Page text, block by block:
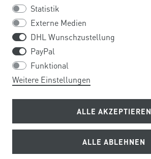
REGISTRIERUNG FIRMENKUNDEN
BARRIEREFREIHEIT
UNTERNEHMEN
ÜBER UNS
KONTAKT
Statistik
Externe Medien
DHL Wunschzustellung
PayPal
Funktional
Weitere Einstellungen
ALLE AKZEPTIEREN
ALLE ABLEHNEN